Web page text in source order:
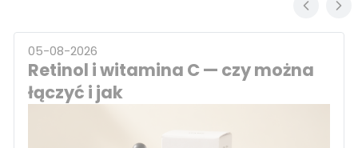
05-08-2026
Retinol i witamina C — czy można
łączyć i jak